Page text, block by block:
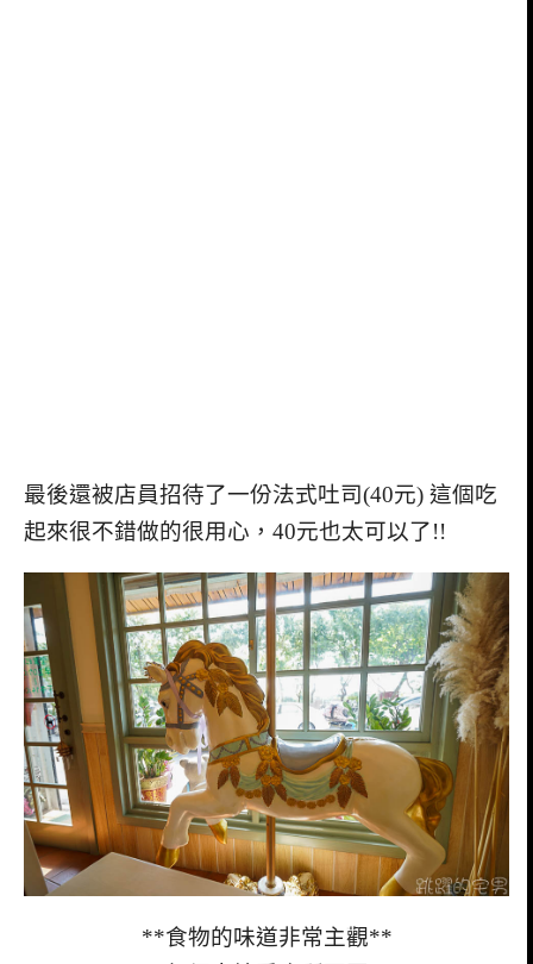
最後還被店員招待了一份法式吐司(40元) 這個吃
起來很不錯做的很用心，40元也太可以了!!
**食物的味道非常主觀**